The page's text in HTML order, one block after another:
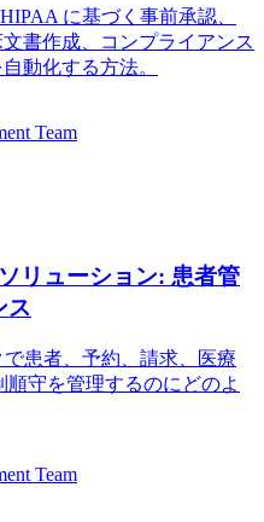
に基づく事前承認、
書作成、コンプライアンス
動化する方法。
Team
リューション: 患者管
ス
患者、予約、請求、医療
守を管理するのにどのよ
Team